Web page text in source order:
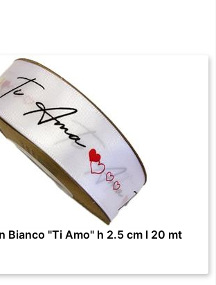
Bianco "Ti Amo" h 2.5 cm l 20 mt